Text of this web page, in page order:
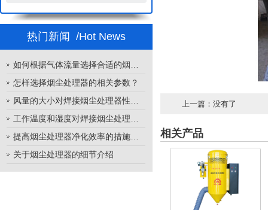
热门新闻 /Hot News
怎样选择烟尘处理器的相关参数？
关于烟尘处理器的细节介绍
上一篇：没有了
相关产品